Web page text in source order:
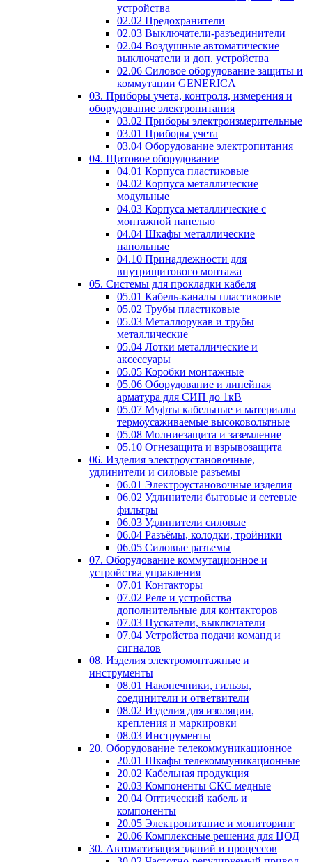
устройства
02.02 Предохранители
02.03 Выключатели-разъединители
02.04 Воздушные автоматические
выключатели и доп. устройства
02.06 Силовое оборудование защиты и
коммутации GENERICA
03. Приборы учета, контроля, измерения и
оборудование электропитания
03.02 Приборы электроизмерительные
03.01 Приборы учета
03.04 Оборудование электропитания
04. Щитовое оборудование
04.01 Корпуса пластиковые
04.02 Корпуса металлические
модульные
04.03 Корпуса металлические с
монтажной панелью
04.04 Шкафы металлические
напольные
04.10 Принадлежности для
внутрищитового монтажа
05. Системы для прокладки кабеля
05.01 Кабель-каналы пластиковые
05.02 Трубы пластиковые
05.03 Металлорукав и трубы
металлические
05.04 Лотки металлические и
аксессуары
05.05 Коробки монтажные
05.06 Оборудование и линейная
арматура для СИП до 1кВ
05.07 Муфты кабельные и материалы
термоусаживаемые высоковольтные
05.08 Молниезащита и заземление
05.10 Огнезащита и взрывозащита
06. Изделия электроустановочные,
удлинители и силовые разъемы
06.01 Электроустановочные изделия
06.02 Удлинители бытовые и сетевые
фильтры
06.03 Удлинители силовые
06.04 Разъёмы, колодки, тройники
06.05 Силовые разъемы
07. Оборудование коммутационное и
устройства управления
07.01 Контакторы
07.02 Реле и устройства
дополнительные для контакторов
07.03 Пускатели, выключатели
07.04 Устройства подачи команд и
сигналов
08. Изделия электромонтажные и
инструменты
08.01 Наконечники, гильзы,
соединители и ответвители
08.02 Изделия для изоляции,
крепления и маркировки
08.03 Инструменты
20. Оборудование телекоммуникационное
20.01 Шкафы телекоммуникационные
20.02 Кабельная продукция
20.03 Компоненты СКС медные
20.04 Оптический кабель и
компоненты
20.05 Электропитание и мониторинг
20.06 Комплексные решения для ЦОД
30. Автоматизация зданий и процессов